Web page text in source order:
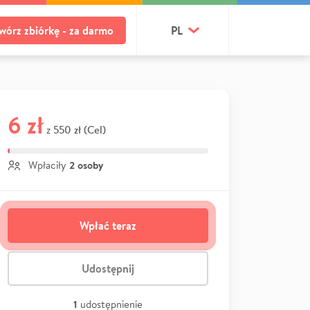
zbiórkę - za darmo PL
6 zł z 550 zł (Cel)
Wpłaciły 2 osoby
Wpłać teraz
Udostępnij
1 udostępnienie